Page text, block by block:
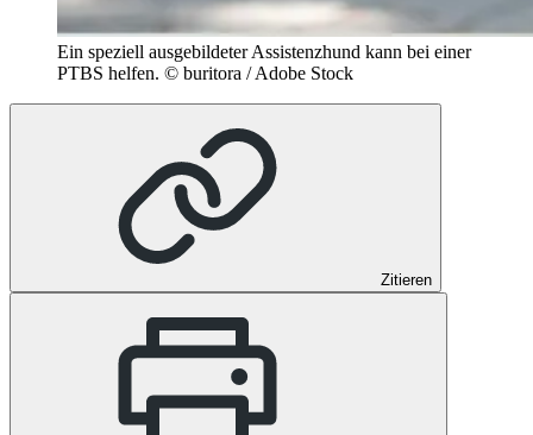
Ein speziell ausgebildeter Assistenzhund kann bei einer
PTBS helfen. © buritora / Adobe Stock
Zitieren